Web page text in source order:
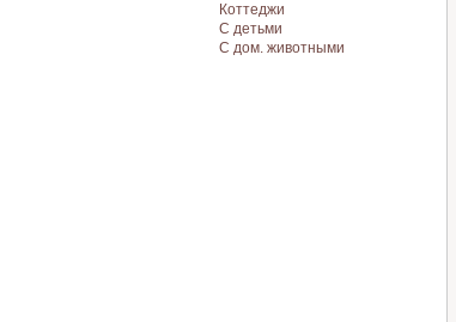
Коттеджи
С детьми
С дом. животными